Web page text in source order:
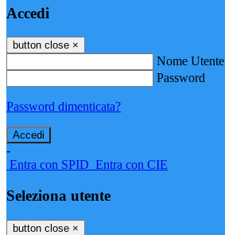
Accedi
button close ×
Nome Utente
Password
Password dimenticata?
-
Entra con SPID Entra con CIE
Seleziona utente
button close ×